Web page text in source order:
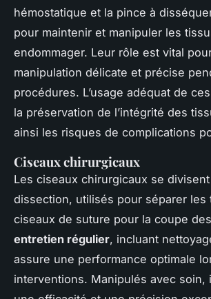
hémostatique et la pince à
pour maintenir et manipuler les
endommager. Leur rôle est vital
manipulation délicate et précise
procédures. L’usage adéquat de
la préservation de l’intégrité des
ainsi les risques de complications
Ciseaux chirurgicaux
Les ciseaux chirurgicaux se
dissection, utilisés pour séparer les
ciseaux de suture pour la coupe
entretien régulier, incluant
assure une performance optimale
interventions. Manipulés avec soin,